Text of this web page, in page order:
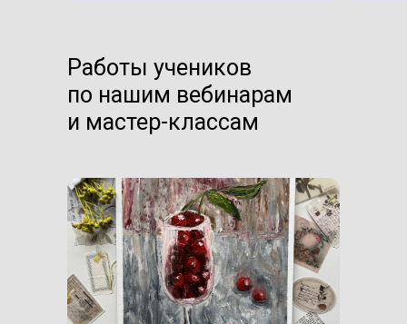
Работы учеников
по нашим вебинарам
и мастер-классам